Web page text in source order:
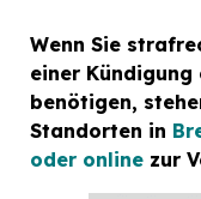
Wenn Sie
einer
benötigen,
Standorten in
oder online zur